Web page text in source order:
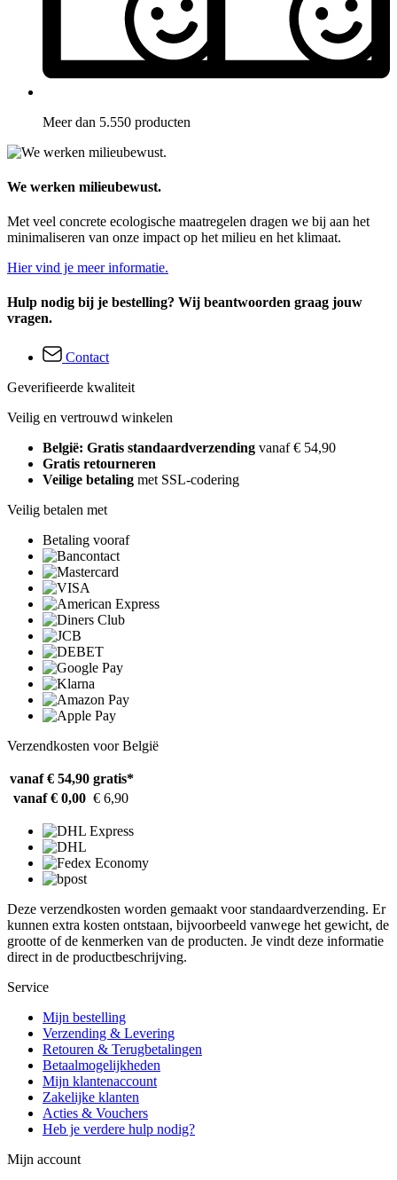
Meer dan 5.550 producten
We werken milieubewust.
Met veel concrete ecologische maatregelen dragen we bij aan het
minimaliseren van onze impact op het milieu en het klimaat.
Hier vind je meer informatie.
Hulp nodig bij je bestelling? Wij beantwoorden graag jouw
vragen.
Contact
Geverifieerde kwaliteit
Veilig en vertrouwd winkelen
België: Gratis standaardverzending vanaf € 54,90
Gratis retourneren
Veilige betaling met SSL-codering
Veilig betalen met
Betaling vooraf
Verzendkosten voor België
vanaf € 54,90 gratis*
vanaf € 0,00 € 6,90
Deze verzendkosten worden gemaakt voor standaardverzending. Er
kunnen extra kosten ontstaan, bijvoorbeeld vanwege het gewicht, de
grootte of de kenmerken van de producten. Je vindt deze informatie
direct in de productbeschrijving.
Service
Mijn bestelling
Verzending & Levering
Retouren & Terugbetalingen
Betaalmogelijkheden
Mijn klantenaccount
Zakelijke klanten
Acties & Vouchers
Heb je verdere hulp nodig?
Mijn account